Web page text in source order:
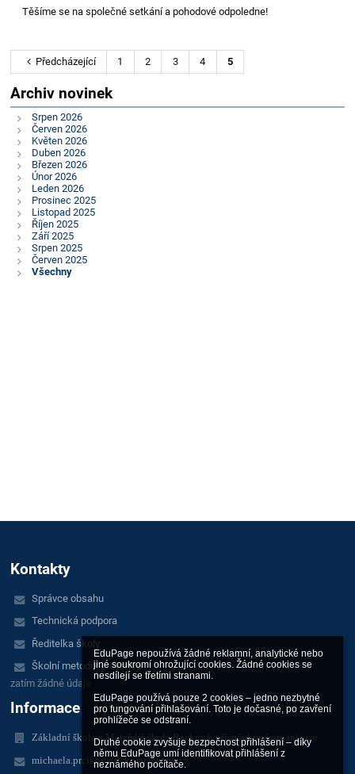
EduPage nepoužívá žádné reklamní, analytické nebo
jiné soukromí ohrožující cookies. Žádné cookies se
nesdílejí se třetími stranami.
EduPage používá pouze 2 cookies – jedno nezbytné
pro fungování přihlašování. Toto je dočasné, po zavření
prohlížeče se odstraní.
Druhé cookie zvyšuje bezpečnost přihlášení – díky
němu EduPage umí identifikovat přihlášení z
neznámého počítače.
Těšíme se na společné setkání a pohodové odpoledne!
Předcházející 1 2 3 4 5
Archiv novinek
Srpen 2026
Červen 2026
Květen 2026
Duben 2026
Březen 2026
Únor 2026
Leden 2026
Prosinec 2025
Listopad 2025
Říjen 2025
Září 2025
Srpen 2025
Červen 2025
Všechny
Kontakty
Správce obsahu
Technická podpora
Ředitelka školy
Školní metodik prevence
zatím žádné údaje
Informace
Základní škola a Mateřská škola Racková, příspěvková organizace
michaela.prcikova@skolarackova.cz